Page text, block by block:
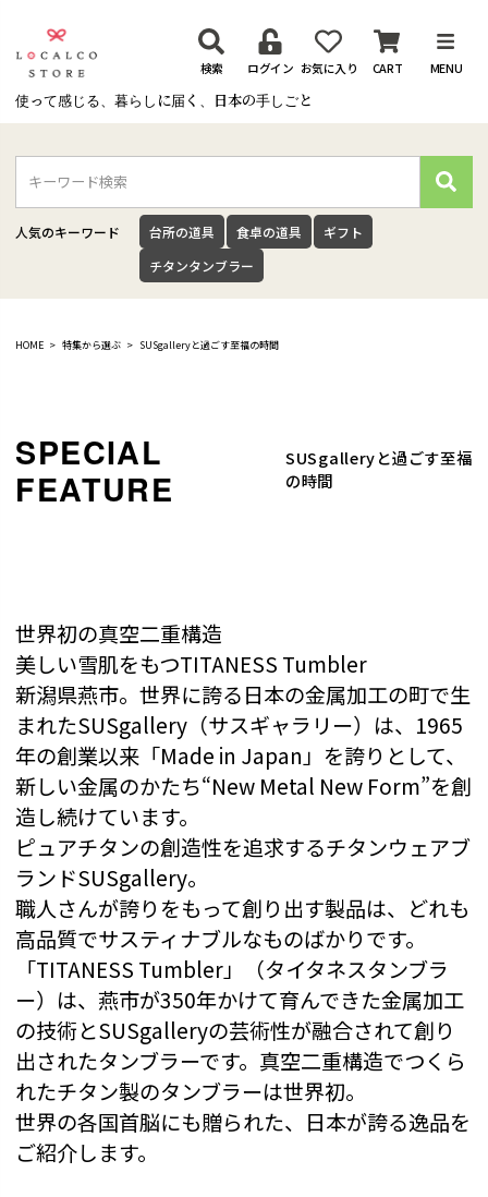
使って感じる、暮らしに届く、日本の手しごと
検索 ログイン お気に入り CART MENU
検
索
人気のキーワード 台所の道具 食卓の道具
ギフト
チタンタンブラー
HOME 特集から選ぶ SUSgalleryと過ごす至福の時間
SUSgalleryと過ごす至福
の時間
世界初の真空二重構造
美しい雪肌をもつTITANESS Tumbler
新潟県燕市。世界に誇る日本の金属加工の町で生
まれたSUSgallery（サスギャラリー）は、1965
年の創業以来「Made in Japan」を誇りとして、
新しい金属のかたち“New Metal New Form”を創
造し続けています。
ピュアチタンの創造性を追求するチタンウェアブ
ランドSUSgallery。
職人さんが誇りをもって創り出す製品は、どれも
高品質でサスティナブルなものばかりです。
「TITANESS Tumbler」（タイタネスタンブラ
ー）は、燕市が350年かけて育んできた金属加工
の技術とSUSgalleryの芸術性が融合されて創り
出されたタンブラーです。真空二重構造でつくら
れたチタン製のタンブラーは世界初。
世界の各国首脳にも贈られた、日本が誇る逸品を
ご紹介します。